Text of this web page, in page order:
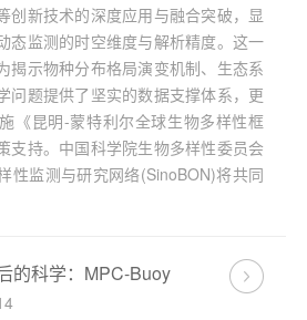
创新技术的深度应用与融合突破，显
态监测的时空维度与解析精度。这一
揭示物种分布格局演变机制、生态系
问题提供了坚实的数据支撑体系，更
《昆明-蒙特利尔全球生物多样性框
支持。中国科学院生物多样性委员会
性监测与研究网络(SinoBON)将共同
的科学：MPC-Buoy